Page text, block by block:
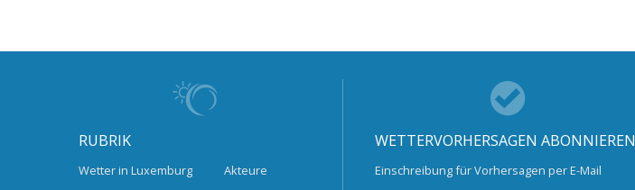
RUBRIK
Wetter in Luxemburg
Akteure
WETTERVORHERSAGEN ABONNIEREN
Einschreibung für Vorhersagen per E-Mail